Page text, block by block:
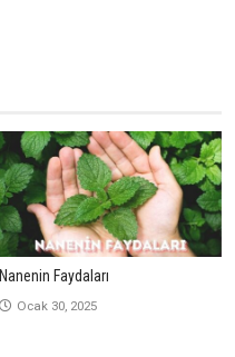
Nanenin Faydaları
Ocak 30, 2025